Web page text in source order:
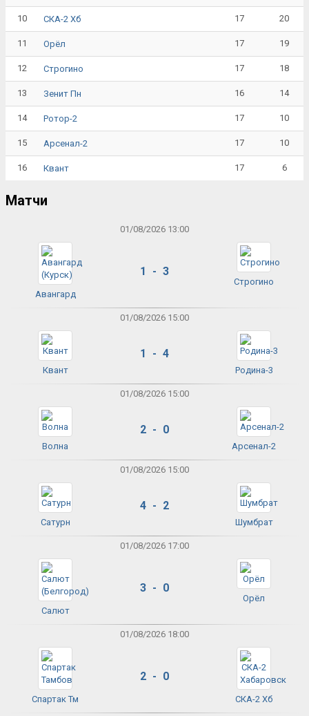
10 СКА-2 Хб 17 20
11 Орёл 17 19
12 Строгино 17 18
13 Зенит Пн 16 14
14 Ротор-2 17 10
15 Арсенал-2 17 10
16 Квант 17 6
Матчи
01/08/2026 13:00
Авангард
1 - 3
Строгино
01/08/2026 15:00
Квант
1 - 4
Родина-3
01/08/2026 15:00
Волна
2 - 0
Арсенал-2
01/08/2026 15:00
Сатурн
4 - 2
Шумбрат
01/08/2026 17:00
Салют
3 - 0
Орёл
01/08/2026 18:00
Спартак Тм
2 - 0
СКА-2 Хб